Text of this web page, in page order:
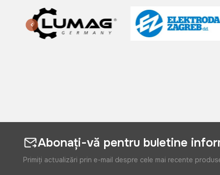
Abonați-vă pentru buletine
Primiți actualizări prin e-mail despre cele mai recente